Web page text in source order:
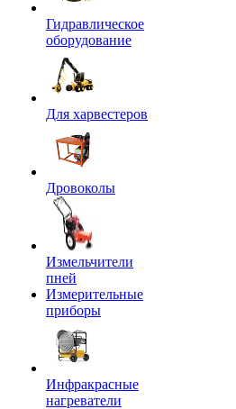
Гидравлическое
оборудование
Для харвестеров
Дровоколы
Измельчители
пней
Измерительные
приборы
Инфракрасные
нагреватели